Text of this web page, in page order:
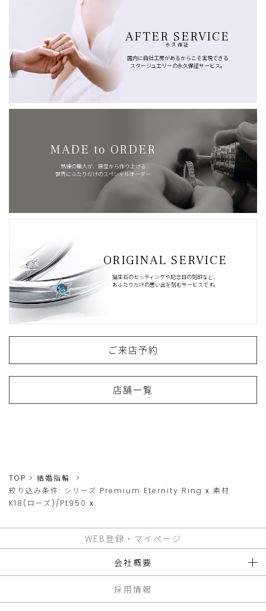
AFTER SERVICE
永久保証
国内に自社工房があるからこそ実現できる
スタージュエリーの永久保証サービス。
MADE to ORDER
熟練の職人が、原型から作り上げる
世界にふたりだけのスペシャルオーダー
ORIGINAL SERVICE
誕生石のセッティングや記念日の刻印など、
おふたりだけの思い出を刻むサービスです。
ご来店予約
店舗一覧
TOP
結婚指輪
絞り込み条件: シリーズ Premium Eternity Ring x 素材
K18(ローズ)/Pt950 x
WEB登録・マイページ
会社概要
採用情報